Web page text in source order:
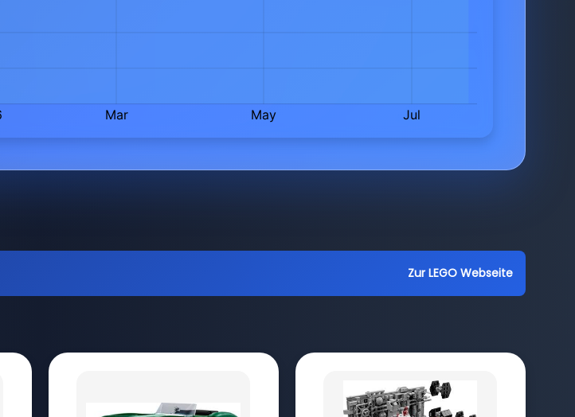
Zur LEGO Webseite